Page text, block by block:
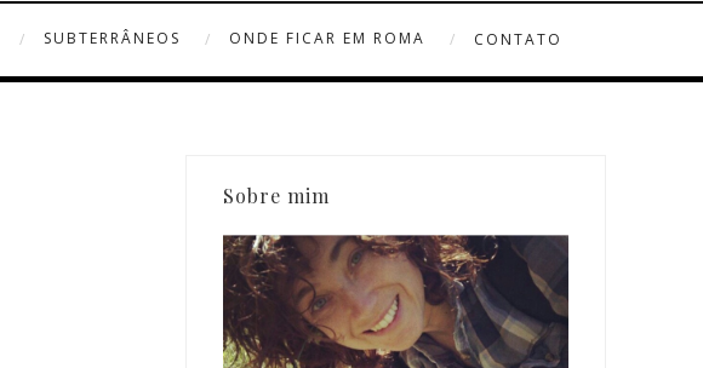
SUBTERRÂNEOS ONDE FICAR EM ROMA CONTATO
Sobre mim